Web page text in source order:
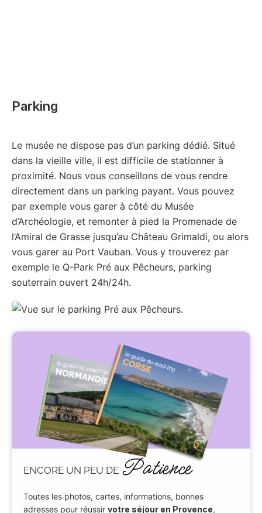
Parking
Le musée ne dispose pas d’un parking dédié. Situé
dans la vieille ville, il est difficile de stationner à
proximité. Nous vous conseillons de vous rendre
directement dans un parking payant. Vous pouvez
par exemple vous garer à côté du Musée
d’Archéologie, et remonter à pied la Promenade de
l’Amiral de Grasse jusqu’au Château Grimaldi, ou alors
vous garer au Port Vauban. Vous y trouverez par
exemple le Q-Park Pré aux Pêcheurs, parking
souterrain ouvert 24h/24h.
ENCORE UN PEU DE Patience
Toutes les photos, cartes, informations, bonnes
adresses pour réussir votre séjour en Provence,